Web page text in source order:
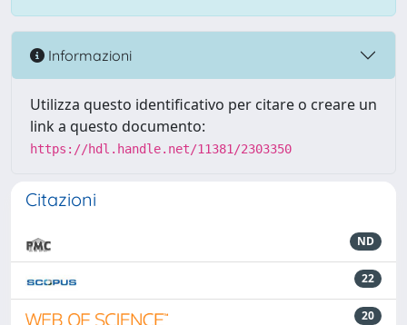
Informazioni
Utilizza questo identificativo per citare o creare un
link a questo documento:
https://hdl.handle.net/11381/2303350
Citazioni
ND
22
20